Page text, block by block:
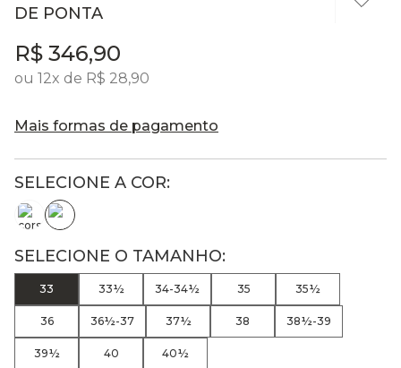
DE PONTA
R$ 346,90
ou 12x de R$ 28,90
Mais formas de pagamento
33 33½ 34-34½ 35 35½
36 36½-37 37½ 38 38½-39
39½ 40 40½